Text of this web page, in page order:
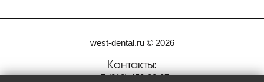
west-dental.ru © 2026
Контакты:
+7(812)450-00-07